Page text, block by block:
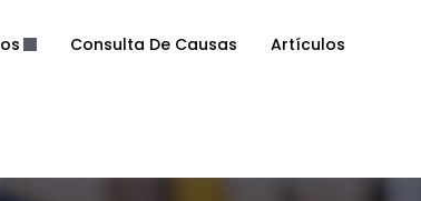
Consulta De Causas Artículos